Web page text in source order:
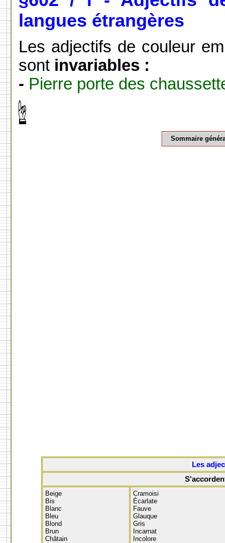
langues étrangères
Les adjectifs de couleur
sont invariables :
- Pierre porte des
Sommaire
Les
Beige
Bis
Blanc
Bleu
Blond
Brun
Châtain
Cramoisi
Écarlate
Fauve
Glauque
Gris
Incarnat
Incolore